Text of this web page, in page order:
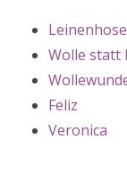
Wolle statt
Feliz
Veronica